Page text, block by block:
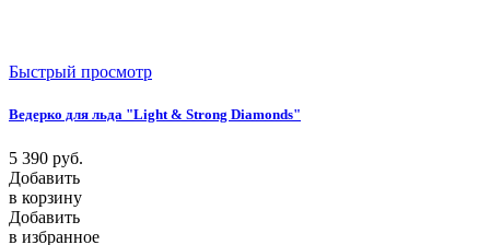
Быстрый просмотр
Ведерко для льда "Light & Strong Diamonds"
5 390 руб.
Добавить
в корзину
Добавить
в избранное